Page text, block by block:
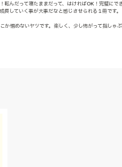
転んだって寝たままだって、はければOK！完璧にで
長していく事が大事だなと感じさせられる１冊です。
か憎めないヤツです。楽しく、少し怖がって指しゃ